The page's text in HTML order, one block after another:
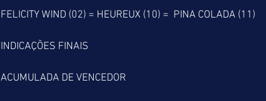
FELICITY WIND (02) = HEUREUX (10) =  PINA COLADA (11)
INDICAÇÕES FINAIS
ACUMULADA DE VENCEDOR